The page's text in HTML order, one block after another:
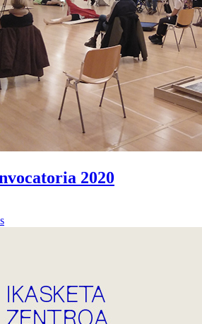
2020